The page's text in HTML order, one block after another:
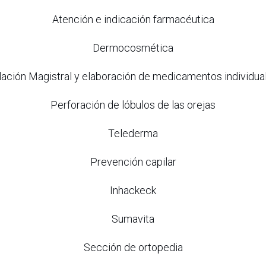
Atención e indicación farmacéutica
Dermocosmética
Magistral y elaboración de medicamentos
Perforación de lóbulos de las orejas
Telederma
Prevención capilar
Inhackeck
Sumavita
Sección de ortopedia